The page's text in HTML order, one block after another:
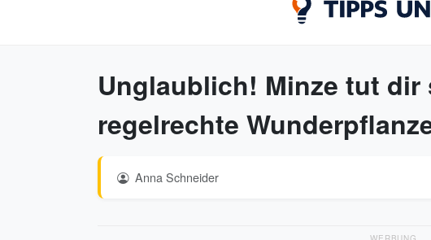
Unglaublich! Minze tut
regelrechte
Anna Schneider